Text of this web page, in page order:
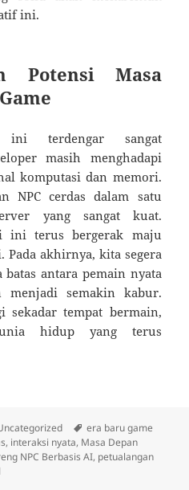
ini.
Potensi Masa
ini terdengar sangat
masih menghadapi
komputasi dan memori.
NPC cerdas dalam satu
yang sangat kuat.
ini terus bergerak maju
Pada akhirnya, kita segera
antara pemain nyata
menjadi semakin kabur.
sekadar tempat bermain,
hidup yang terus
Tag
era baru game
, interaksi nyata, Masa Depan
NPC Berbasis AI, petualangan